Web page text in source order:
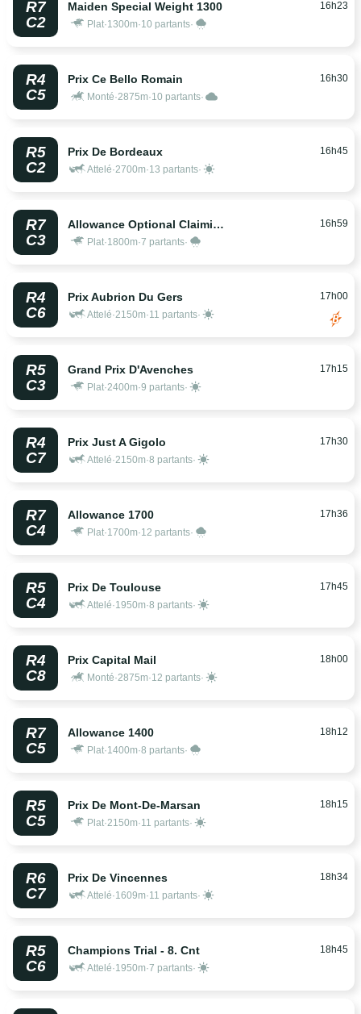
R7
C2
Maiden Special Weight 1300
16h23
Plat·1300m·10 partants·
R4
C5
Prix Ce Bello Romain
16h30
Monté·2875m·10 partants·
R5
C2
Prix De Bordeaux
16h45
Attelé·2700m·13 partants·
R7
C3
Allowance Optional Claiming 1800
16h59
Plat·1800m·7 partants·
R4
C6
Prix Aubrion Du Gers
17h00
Attelé·2150m·11 partants·
R5
C3
Grand Prix D'Avenches
17h15
Plat·2400m·9 partants·
R4
C7
Prix Just A Gigolo
17h30
Attelé·2150m·8 partants·
R7
C4
Allowance 1700
17h36
Plat·1700m·12 partants·
R5
C4
Prix De Toulouse
17h45
Attelé·1950m·8 partants·
R4
C8
Prix Capital Mail
18h00
Monté·2875m·12 partants·
R7
C5
Allowance 1400
18h12
Plat·1400m·8 partants·
R5
C5
Prix De Mont-De-Marsan
18h15
Plat·2150m·11 partants·
R6
C7
Prix De Vincennes
18h34
Attelé·1609m·11 partants·
R5
C6
Champions Trial - 8. Cnt
18h45
Attelé·1950m·7 partants·